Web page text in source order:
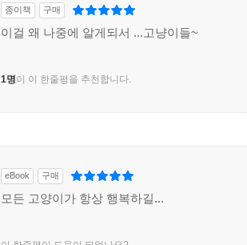
종이책 구매
이걸 왜 나중에 알게되서 ...고냥이들~
1명이 이 한줄평을 추천합니다.
eBook 구매
모든 고양이가 항상 행복하길...